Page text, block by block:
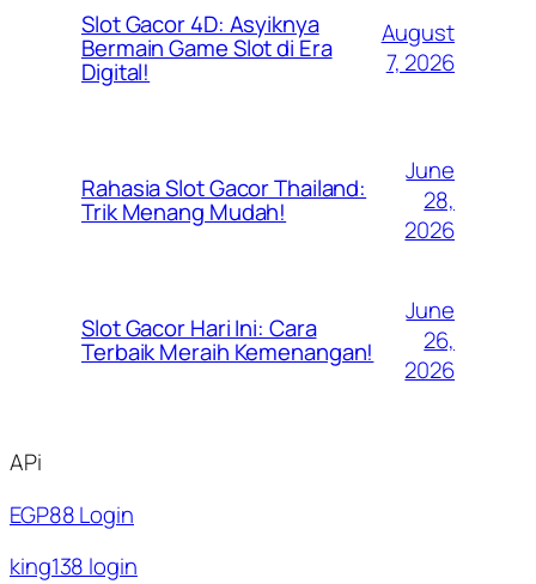
Slot Gacor 4D: Asyiknya
Bermain Game Slot di Era
Digital!
August
7, 2026
Rahasia Slot Gacor Thailand:
Trik Menang Mudah!
June
28,
2026
Slot Gacor Hari Ini: Cara
Terbaik Meraih Kemenangan!
June
26,
2026
APi
EGP88 Login
king138 login